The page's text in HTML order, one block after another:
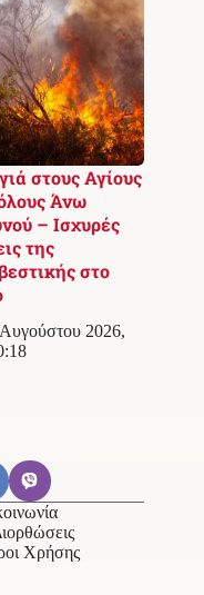
στους Αγίους
Άνω
– Ισχυρές
της
στο
2026,
Χρήσης